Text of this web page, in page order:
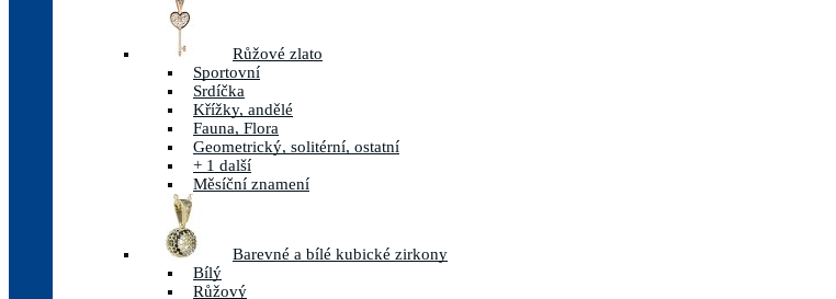
Růžové zlato
Sportovní
Srdíčka
Křížky, andělé
Fauna, Flora
Geometrický, solitérní, ostatní
+ 1 další
Měsíční znamení
Barevné a bílé kubické zirkony
Bílý
Růžový